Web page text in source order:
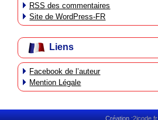
RSS des commentaires
Site de WordPress-FR
Liens
Facebook de l’auteur
Mention Légale
Création :2icode.fr